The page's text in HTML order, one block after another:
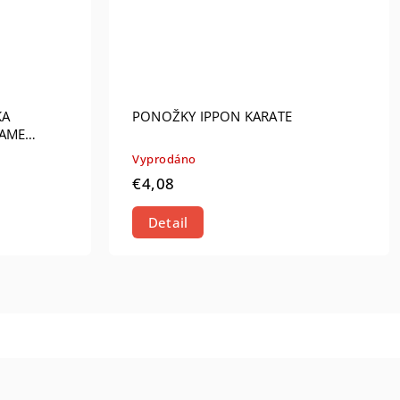
PONOŽKY IPPON KARATE
Vyprodáno
€4,08
Detail